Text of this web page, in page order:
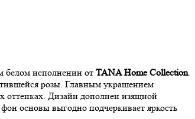
белом исполнении от TANA Home Collection.
розы. Главным украшением
оттенках. Дизайн дополнен изящной
основы выгодно подчеркивает яркость